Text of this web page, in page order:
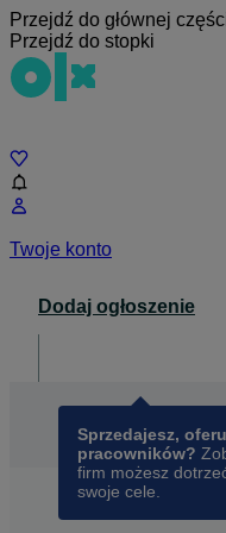
Przejdź do głównej
Przejdź do stopki
Twoje konto
Dodaj ogłoszenie
Sprzedajesz,
pracowników?
firm możesz
swoje cele.